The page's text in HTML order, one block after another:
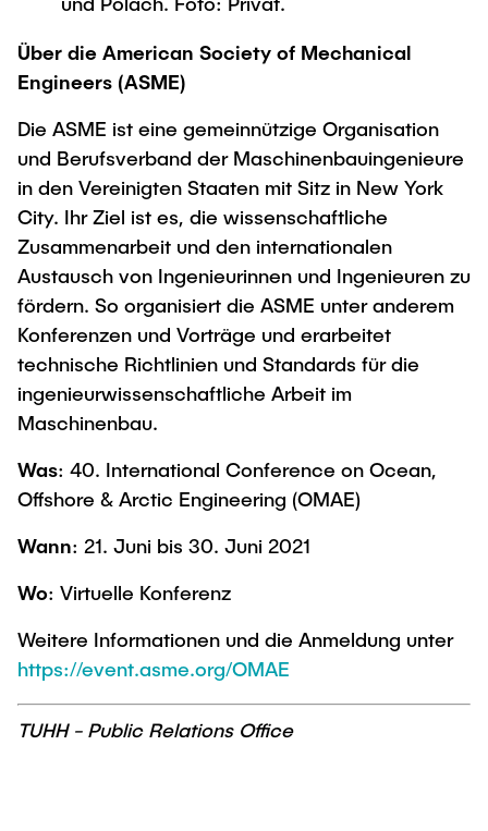
Über die American Society of Mechanical
Engineers (ASME)
Die ASME ist eine gemeinnützige Organisation
und Berufsverband der Maschinenbauingenieure
in den Vereinigten Staaten mit Sitz in New York
City. Ihr Ziel ist es, die wissenschaftliche
Zusammenarbeit und den internationalen
Austausch von Ingenieurinnen und Ingenieuren zu
fördern. So organisiert die ASME unter anderem
Konferenzen und Vorträge und erarbeitet
technische Richtlinien und Standards für die
ingenieurwissenschaftliche Arbeit im
Maschinenbau.
Was: 40. International Conference on Ocean,
Offshore & Arctic Engineering (OMAE)
Wann: 21. Juni bis 30. Juni 2021
Wo: Virtuelle Konferenz
Weitere Informationen und die Anmeldung unter
https://event.asme.org/OMAE
TUHH - Public Relations Office